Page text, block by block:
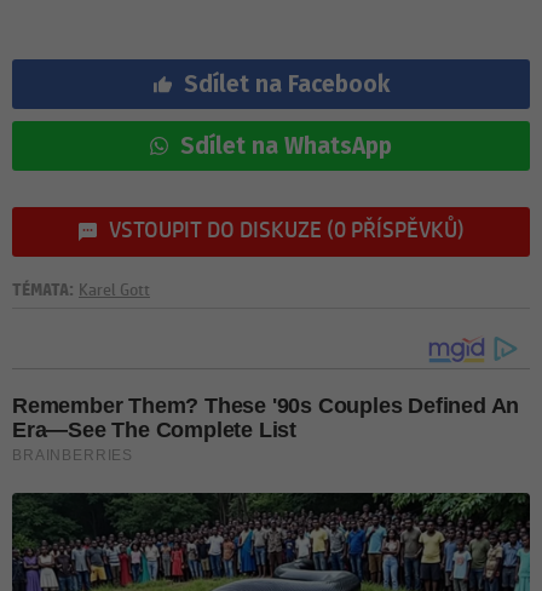
Sdílet na Facebook
Sdílet na WhatsApp
VSTOUPIT DO DISKUZE (0 PŘÍSPĚVKŮ)
TÉMATA: Karel Gott